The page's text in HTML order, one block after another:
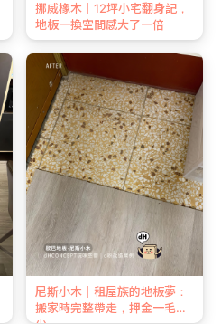
挪威橡木｜12坪小宅翻身記，
地板一換空間感大了一倍
尼斯小木｜租屋族的地板夢：
搬家時完整帶走，押金一毛不